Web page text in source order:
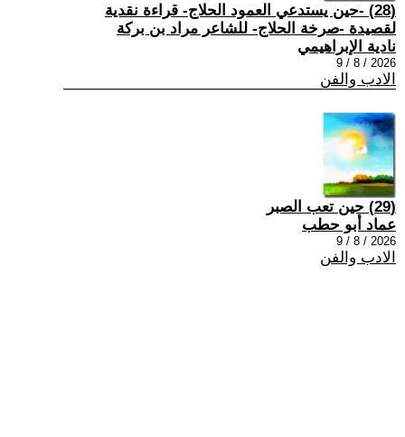
(28) -حين يستدعي العمود الحلاج- قراءة نقدية
لقصيدة -صرخة الحلاج- للشاعر مراد بن بركة
نادية الإبراهيمي
2026 / 8 / 9
الادب والفن
(29) حين تعب الصبر
عماد أبو حطب
2026 / 8 / 9
الادب والفن